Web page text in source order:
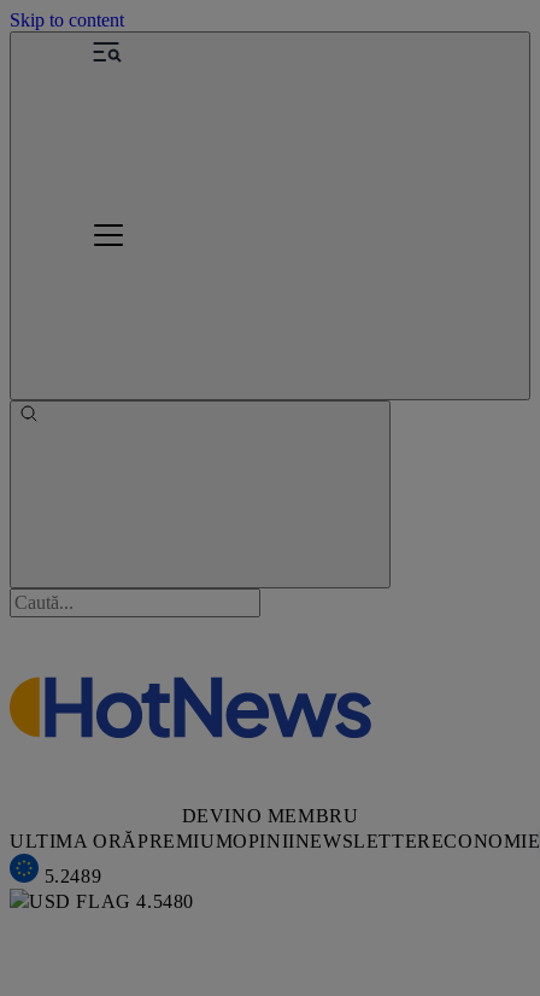
Skip to content
DEVINO MEMBRU
ULTIMA ORĂPREMIUMOPINIINEWSLETTERECONOMIE
5.2489
4.5480